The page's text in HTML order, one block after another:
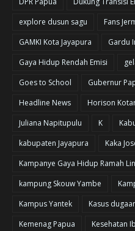
explore dusun sagu
Fans
GAMKI Kota Jayapura
Gardu
Gaya Hidup Rendah Emisi
Goes to School
Gubernur
Headline News
Horison
Juliana Napitupulu
K
kabupaten Jayapura
Kaka
Kampanye Gaya Hidup Ramah
kampung Skouw Yambe
Kampus Yantek
Kasus
Kemenag Papua
Kesehatan